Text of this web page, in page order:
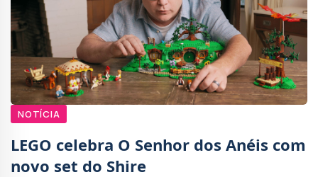
NOTÍCIA
LEGO celebra O Senhor dos Anéis com
novo set do Shire